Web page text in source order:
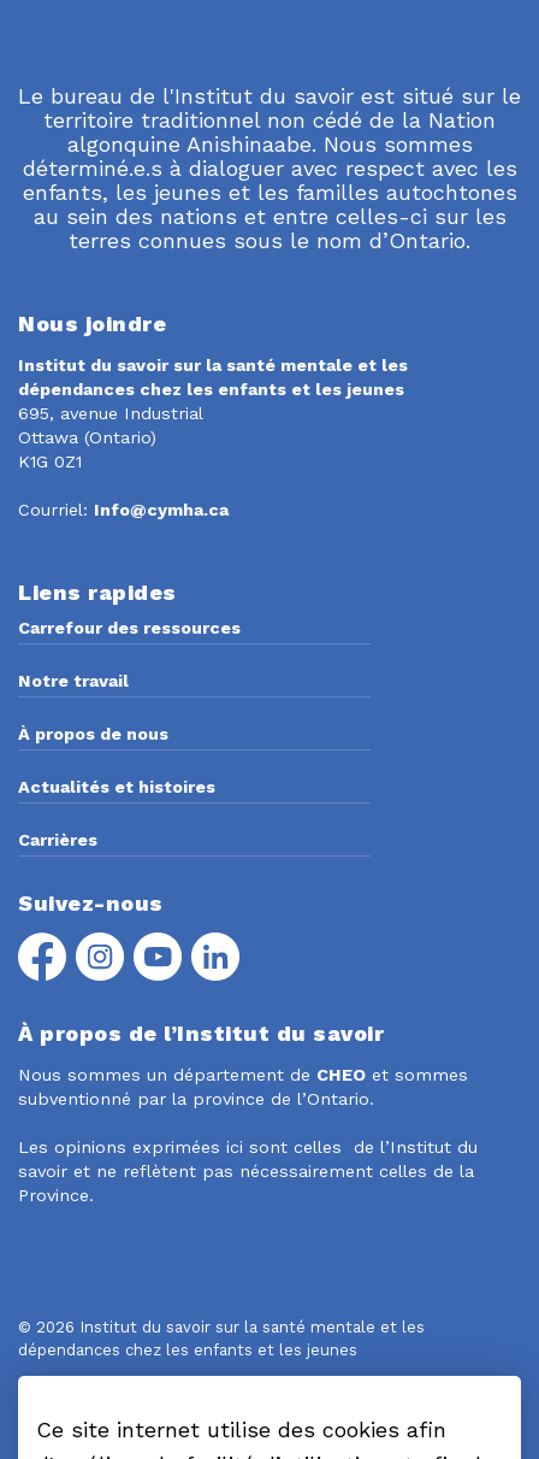
Ce site internet utilise des cookies afin
Le bureau de l'Institut du savoir est situé sur le
territoire traditionnel non cédé de la Nation
algonquine Anishinaabe. Nous sommes
déterminé.e.s à dialoguer avec respect avec les
enfants, les jeunes et les familles autochtones
au sein des nations et entre celles-ci sur les
terres connues sous le nom d’Ontario.
Nous joindre
Institut du savoir sur la santé mentale et les
dépendances chez les enfants et les jeunes
695, avenue Industrial
Ottawa (Ontario)
K1G 0Z1
Courriel: Info@cymha.ca
Liens rapides
Carrefour des ressources
Notre travail
À propos de nous
Actualités et histoires
Carrières
Suivez-nous
FacebookInstagramYouTubeLinkedIn
À propos de l’Institut du savoir
Nous sommes un département de CHEO et sommes
subventionné par la province de l’Ontario.
Les opinions exprimées ici sont celles de l’Institut du
savoir et ne reflètent pas nécessairement celles de la
Province.
© 2026 Institut du savoir sur la santé mentale et les
dépendances chez les enfants et les jeunes